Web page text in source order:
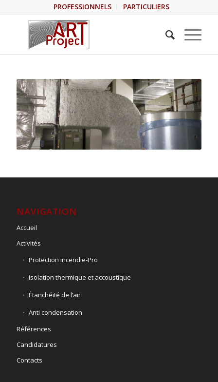
PROFESSIONNELS PARTICULIERS
NAVIGATION
Accueil
Activités
Protection incendie-Pro
Isolation thermique et accoustique
Étanchéité de l’air
Anti condensation
Références
Candidatures
Contacts